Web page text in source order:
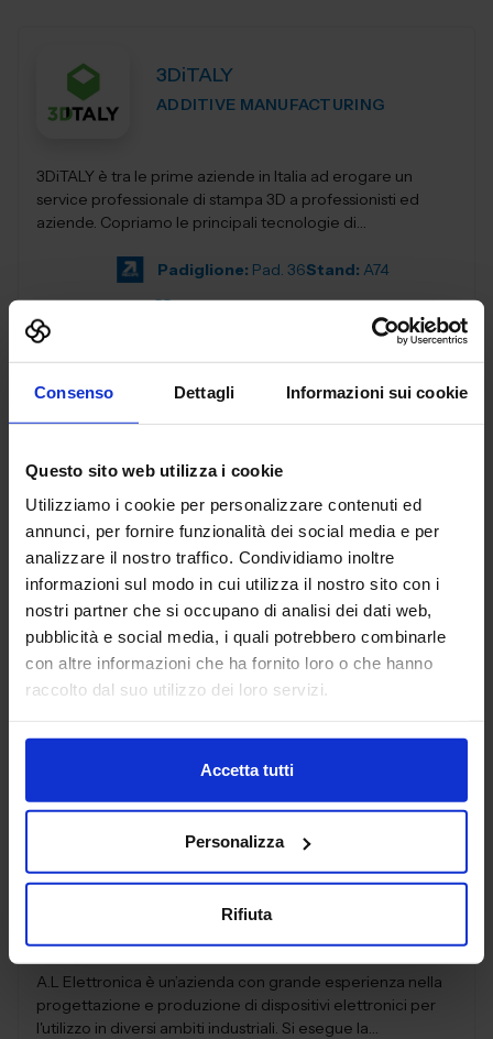
Consenso Dettagli Informazioni sui cookie
Questo sito web utilizza i cookie
Utilizziamo i cookie per personalizzare contenuti ed
annunci, per fornire funzionalità dei social media e per
analizzare il nostro traffico. Condividiamo inoltre
informazioni sul modo in cui utilizza il nostro sito con i
nostri partner che si occupano di analisi dei dati web,
pubblicità e social media, i quali potrebbero combinarle
con altre informazioni che ha fornito loro o che hanno
raccolto dal suo utilizzo dei loro servizi.
Accetta tutti
Personalizza
Rifiuta
3DiTALY
ADDITIVE MANUFACTURING
3DiTALY è tra le prime aziende in Italia ad erogare un
service professionale di stampa 3D a professionisti ed
aziende. Copriamo le principali tecnologie di
Padiglione: Pad. 36Stand: A74
3DZ S.P.A.
ADDITIVE MANUFACTURING
3DZ spa è specializzata nell’introduzione della stampa 3D
nelle imprese e nella vendita dei più prestigiosi brand
mondiali di stampanti con tecnologia a filamento, polvere,
resina,...
Padiglione: Pad. 36 Stand: D64
A.L. ELETTRONICA SRL
ELETTRONICA ITALIA
A.L Elettronica è un’azienda con grande esperienza nella
progettazione e produzione di dispositivi elettronici per
l'utilizzo in diversi ambiti industriali. Si esegue la